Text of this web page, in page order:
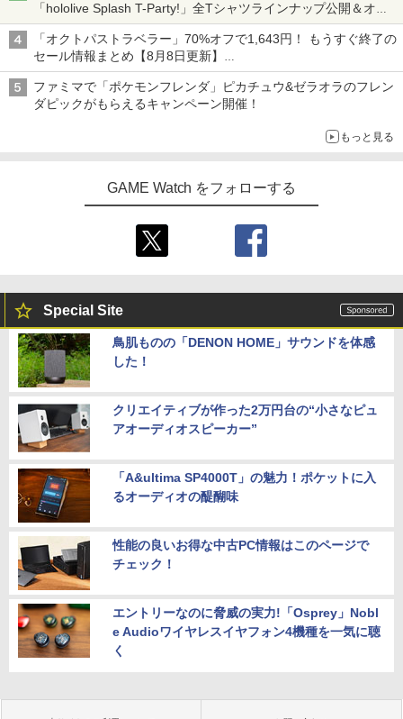
「hololive Splash T-Party!」全Tシャツラインナップ公開＆オン
ライン販売開始
「オクトパストラベラー」70%オフで1,643円！ もうすぐ終了の
セール情報まとめ【8月8日更新】
ニンテンドーeショップでは「大神 絶景版」が67%オフで990円
ファミマで「ポケモンフレンダ」ピカチュウ&ゼラオラのフレン
ダピックがもらえるキャンペーン開催！
もっと見る
GAME Watch をフォローする
Special Site
鳥肌ものの「DENON HOME」サウンドを体感
した！
クリエイティブが作った2万円台の“小さなピュ
アオーディオスピーカー”
「A&ultima SP4000T」の魅力！ポケットに入
るオーディオの醍醐味
性能の良いお得な中古PC情報はこのページで
チェック！
エントリーなのに脅威の実力!「Osprey」Nobl
e Audioワイヤレスイヤフォン4機種を一気に聴
く